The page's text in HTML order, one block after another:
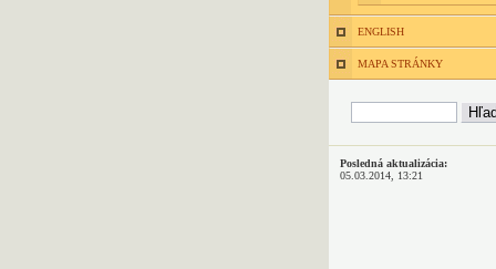
ENGLISH
MAPA STRÁNKY
Posledná aktualizácia:
05.03.2014, 13:21